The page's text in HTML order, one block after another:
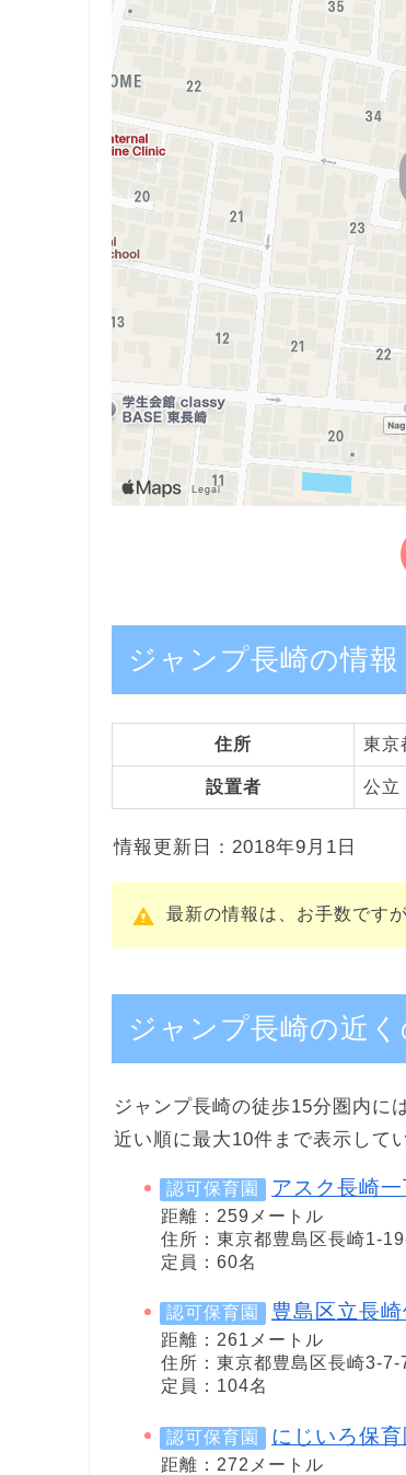
ジャンプ長崎の情報
住所 東京
設置者 公立
情報更新日：2018年9月1日
最新の情報は、お手数です
ジャンプ長崎の近く
ジャンプ長崎の徒歩15分圏内に
近い順に最大10件まで表示して
認可保育園 アスク長崎
距離：259メートル
住所：東京都豊島区長崎1-
定員：60名
認可保育園 豊島区立長崎
距離：261メートル
住所：東京都豊島区長崎3-7-
定員：104名
認可保育園 にじいろ保
距離：272メートル